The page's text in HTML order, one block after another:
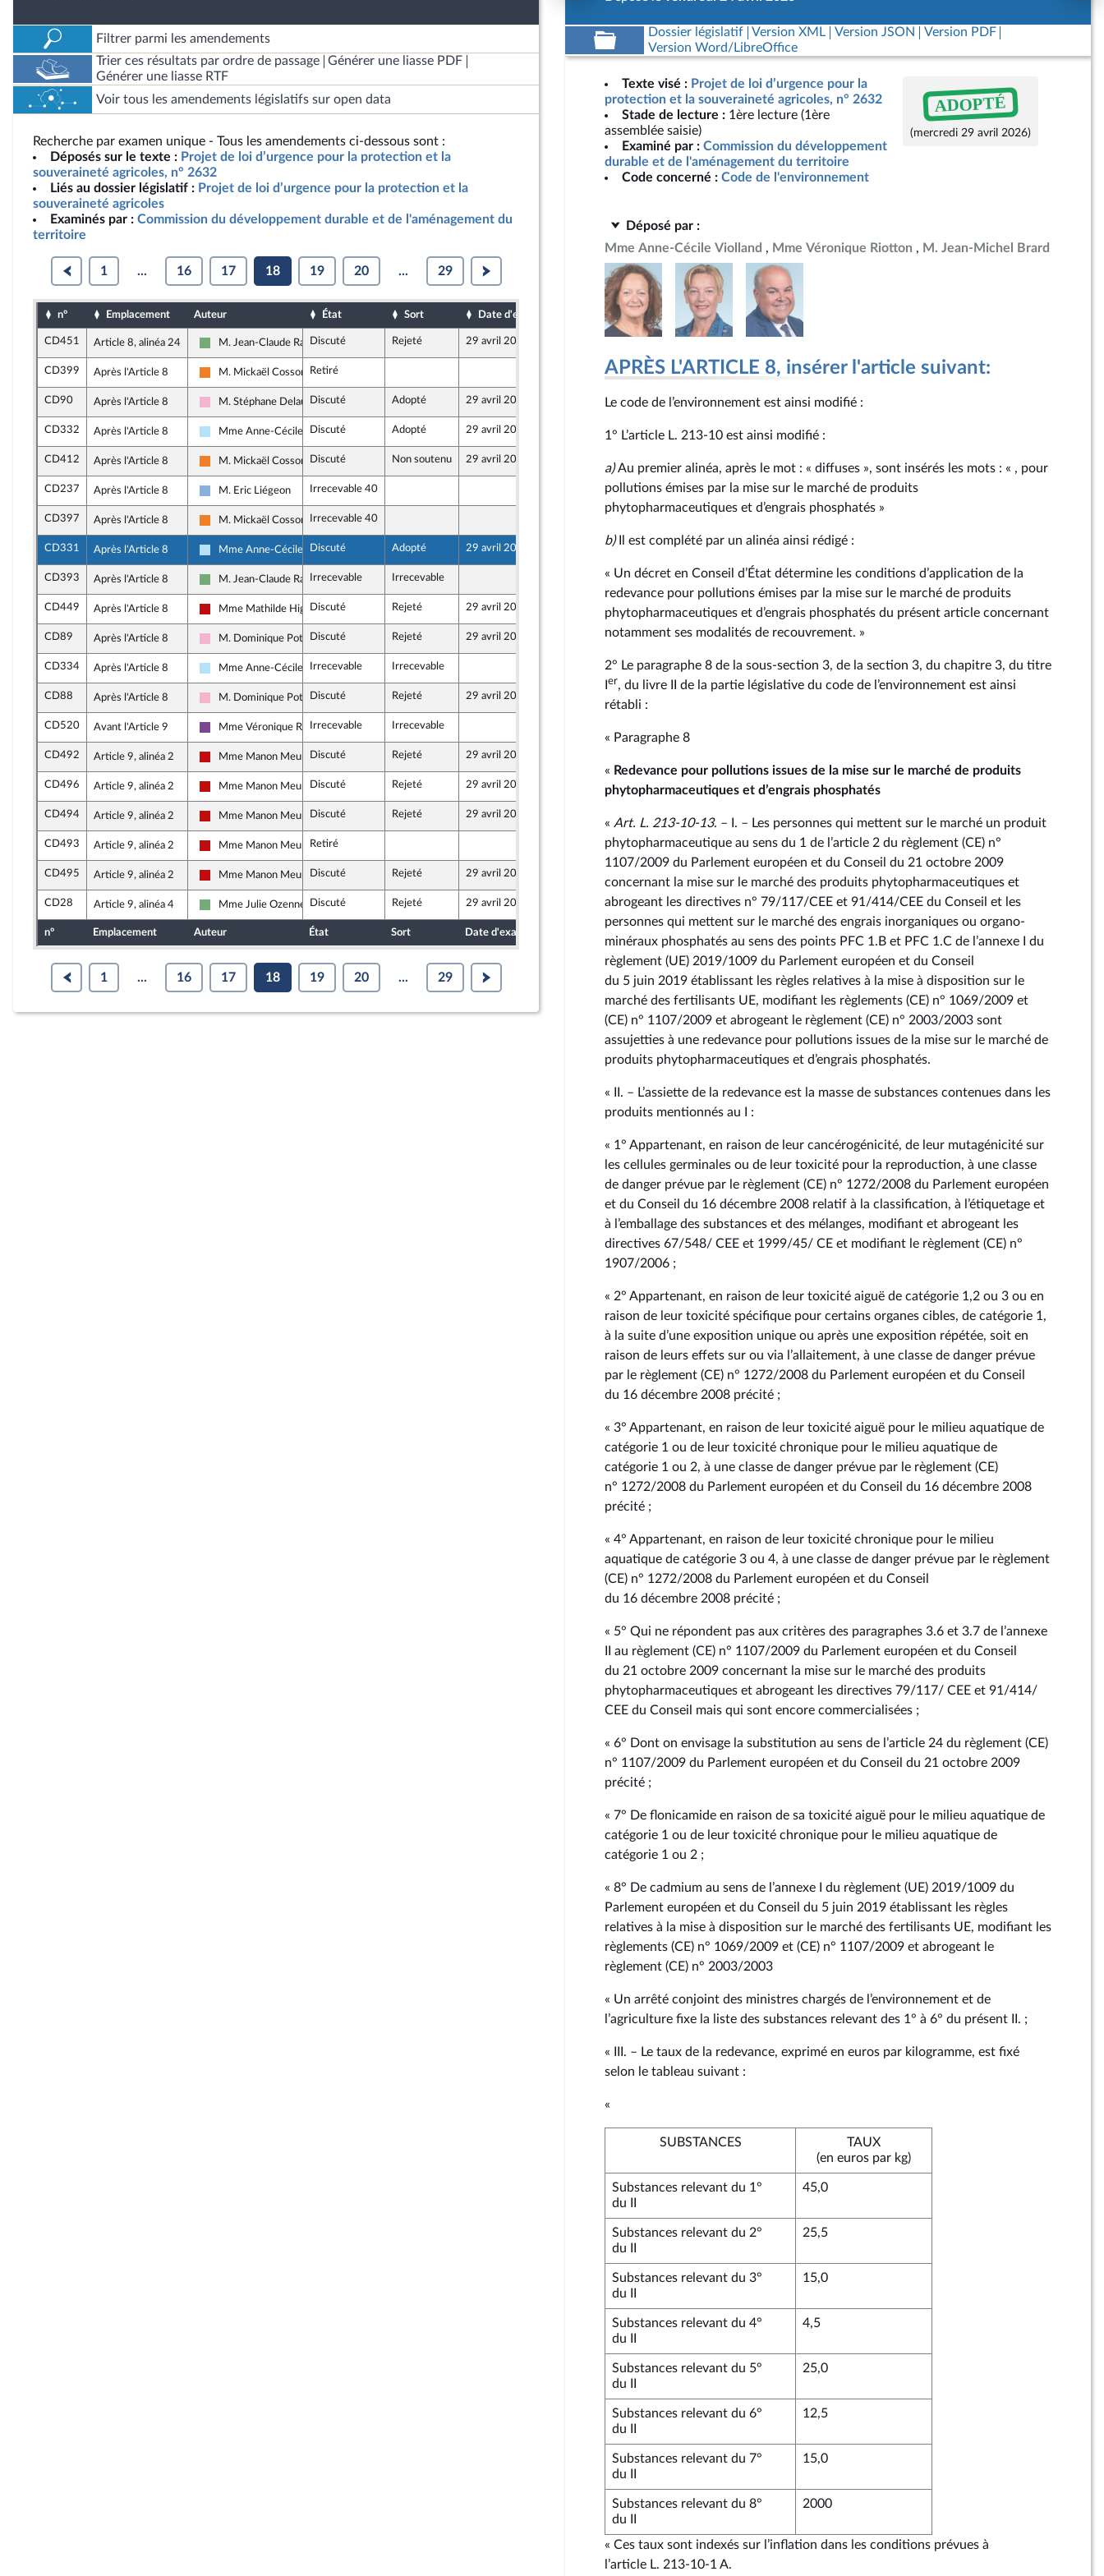
Filtrer parmi les amendements
Trier ces résultats par ordre de passage
Générer une liasse PDF
Générer une liasse RTF
Voir tous les amendements législatifs sur open data
Recherche par examen unique - Tous les amendements ci-dessous sont :
Déposés sur le texte : Projet de loi d’urgence pour la protection et la
souveraineté agricoles, n° 2632
Liés au dossier législatif : Projet de loi d’urgence pour la protection et la
souveraineté agricoles
Examinés par : Commission du développement durable et de l'aménagement du
territoire
1 ... 16 17 18 19 20 ... 29
n° Emplacement Auteur État Sort Date d'examen Date de dépôt
CD451 Article 8, alinéa 24
Écologiste et Social
M. Jean-Claude RauxDiscuté Rejeté 29 avril 2026
CD399 Après l'Article 8
Les Démocrates
M. Mickaël Cosson Retiré 24 avril 2026
CD90 Après l'Article 8
Socialistes et apparentés
M. Stéphane Delautrette
Discuté Adopté 29 avril 2026 23 avril 2026
CD332 Après l'Article 8
Horizons & Indépendants
Mme Anne-Cécile Violland
Discuté Adopté 29 avril 2026 24 avril 2026
CD412 Après l'Article 8
Les Démocrates
M. Mickaël Cosson Discuté Non soutenu 29 avril 2026
CD237 Après l'Article 8
Droite Républicaine
M. Eric Liégeon Irrecevable 40 24 avril 2026
CD397 Après l'Article 8
Les Démocrates
M. Mickaël Cosson Irrecevable 40
CD331 Après l'Article 8
Horizons & Indépendants
Mme Anne-Cécile Violland
Discuté Adopté 29 avril 2026 24 avril 2026
CD393 Après l'Article 8
Écologiste et Social
M. Jean-Claude RauxIrrecevable Irrecevable 24 avril 2026
CD449 Après l'Article 8
La France insoumise - Nouveau Front Populaire
Mme Mathilde HignetDiscuté Rejeté 29 avril 2026 24 avril 2026
CD89 Après l'Article 8
Socialistes et apparentés
M. Dominique PotierDiscuté Rejeté 29 avril 2026 23 avril 2026
CD334 Après l'Article 8
Horizons & Indépendants
Mme Anne-Cécile Violland
Irrecevable Irrecevable 24 avril 2026
CD88 Après l'Article 8
Socialistes et apparentés
M. Dominique PotierDiscuté Rejeté 29 avril 2026
CD520 Avant l'Article 9
Ensemble pour la République
Mme Véronique RiottonIrrecevable Irrecevable
CD492 Article 9, alinéa 2
La France insoumise - Nouveau Front Populaire
Mme Manon MeunierDiscuté Rejeté 29 avril 2026
CD496 Article 9, alinéa 2
La France insoumise - Nouveau Front Populaire
Mme Manon MeunierDiscuté Rejeté 29 avril 2026 24 avril 2026
CD494 Article 9, alinéa 2
La France insoumise - Nouveau Front Populaire
Mme Manon MeunierDiscuté Rejeté 29 avril 2026
CD493 Article 9, alinéa 2
La France insoumise - Nouveau Front Populaire
Mme Manon MeunierRetiré 24 avril 2026
CD495 Article 9, alinéa 2
La France insoumise - Nouveau Front Populaire
Mme Manon MeunierDiscuté Rejeté 29 avril 2026
CD28 Article 9, alinéa 4
Écologiste et Social
Mme Julie Ozenne Discuté Rejeté 29 avril 2026 23 avril 2026
n° Emplacement Auteur État Sort Date d'examen
1 ... 16 17 18 19 20 ... 29
Dossier législatif Version XML Version JSON
Version PDF
Version Word/LibreOffice
Texte visé : Projet de loi d’urgence pour la
protection et la souveraineté agricoles, n° 2632
Stade de lecture : 1ère lecture (1ère
assemblée saisie)
Examiné par : Commission du développement
durable et de l'aménagement du territoire
Code concerné : Code de l'environnement
ADOPTÉ
(mercredi 29 avril 2026)
Déposé par :
Mme Anne-Cécile Violland
Mme Véronique Riotton M. Jean-Michel Brard
APRÈS L'ARTICLE 8, insérer l'article suivant:
Le code de l’environnement est ainsi modifié :
1° L’article L. 213‑10 est ainsi modifié :
a)Au premier alinéa, après le mot : « diffuses », sont insérés les mots : « , pour
pollutions émises par la mise sur le marché de produits
phytopharmaceutiques et d’engrais phosphatés »
b) Il est complété par un alinéa ainsi rédigé :
« Un décret en Conseil d’État détermine les conditions d’application de la
redevance pour pollutions émises par la mise sur le marché de produits
phytopharmaceutiques et d’engrais phosphatés du présent article concernant
notamment ses modalités de recouvrement. »
2° Le paragraphe 8 de la sous-section 3, de la section 3, du chapitre 3, du titre
er, du livre II de la partie législative du code de l’environnement est ainsi
rétabli :
« Paragraphe 8
« Redevance pour pollutions issues de la mise sur le marché de produits
phytopharmaceutiques et d’engrais phosphatés
« Art. L. 213‑10‑13. – I. – Les personnes qui mettent sur le marché un produit
phytopharmaceutique au sens du 1 de l’article 2 du règlement (CE) n°
1107/2009 du Parlement européen et du Conseil du 21 octobre 2009
concernant la mise sur le marché des produits phytopharmaceutiques et
abrogeant les directives n° 79/117/CEE et 91/414/CEE du Conseil et les
personnes qui mettent sur le marché des engrais inorganiques ou organo-
minéraux phosphatés au sens des points PFC 1.B et PFC 1.C de l’annexe I du
règlement (UE) 2019/1009 du Parlement européen et du Conseil
du 5 juin 2019 établissant les règles relatives à la mise à disposition sur le
marché des fertilisants UE, modifiant les règlements (CE) n° 1069/2009 et
(CE) n° 1107/2009 et abrogeant le règlement (CE) n° 2003/2003 sont
assujetties à une redevance pour pollutions issues de la mise sur le marché de
produits phytopharmaceutiques et d’engrais phosphatés.
« II. – L’assiette de la redevance est la masse de substances contenues dans les
produits mentionnés au I :
« 1° Appartenant, en raison de leur cancérogénicité, de leur mutagénicité sur
les cellules germinales ou de leur toxicité pour la reproduction, à une classe
de danger prévue par le règlement (CE) n° 1272/2008 du Parlement européen
et du Conseil du 16 décembre 2008 relatif à la classification, à l’étiquetage et
à l’emballage des substances et des mélanges, modifiant et abrogeant les
directives 67/548/ CEE et 1999/45/ CE et modifiant le règlement (CE) n°
1907/2006 ;
« 2° Appartenant, en raison de leur toxicité aiguë de catégorie 1,2 ou 3 ou en
raison de leur toxicité spécifique pour certains organes cibles, de catégorie 1,
à la suite d’une exposition unique ou après une exposition répétée, soit en
raison de leurs effets sur ou via l’allaitement, à une classe de danger prévue
par le règlement (CE) n° 1272/2008 du Parlement européen et du Conseil
du 16 décembre 2008 précité ;
« 3° Appartenant, en raison de leur toxicité aiguë pour le milieu aquatique de
catégorie 1 ou de leur toxicité chronique pour le milieu aquatique de
catégorie 1 ou 2, à une classe de danger prévue par le règlement (CE)
n° 1272/2008 du Parlement européen et du Conseil du 16 décembre 2008
précité ;
« 4° Appartenant, en raison de leur toxicité chronique pour le milieu
aquatique de catégorie 3 ou 4, à une classe de danger prévue par le règlement
(CE) n° 1272/2008 du Parlement européen et du Conseil
du 16 décembre 2008 précité ;
« 5° Qui ne répondent pas aux critères des paragraphes 3.6 et 3.7 de l’annexe
II au règlement (CE) n° 1107/2009 du Parlement européen et du Conseil
du 21 octobre 2009 concernant la mise sur le marché des produits
phytopharmaceutiques et abrogeant les directives 79/117/ CEE et 91/414/
CEE du Conseil mais qui sont encore commercialisées ;
« 6° Dont on envisage la substitution au sens de l’article 24 du règlement (CE)
n° 1107/2009 du Parlement européen et du Conseil du 21 octobre 2009
précité ;
« 7° De flonicamide en raison de sa toxicité aiguë pour le milieu aquatique de
catégorie 1 ou de leur toxicité chronique pour le milieu aquatique de
catégorie 1 ou 2 ;
« 8° De cadmium au sens de l’annexe I du règlement (UE) 2019/1009 du
Parlement européen et du Conseil du 5 juin 2019 établissant les règles
relatives à la mise à disposition sur le marché des fertilisants UE, modifiant les
règlements (CE) n° 1069/2009 et (CE) n° 1107/2009 et abrogeant le
règlement (CE) n° 2003/2003
« Un arrêté conjoint des ministres chargés de l’environnement et de
l’agriculture fixe la liste des substances relevant des 1° à 6° du présent II. ;
« III. – Le taux de la redevance, exprimé en euros par kilogramme, est fixé
selon le tableau suivant :
«
SUBSTANCES
TAUX
(en euros par kg)
Substances relevant du 1°
du II
45,0
Substances relevant du 2°
du II
25,5
Substances relevant du 3°
du II
15,0
Substances relevant du 4°
du II
4,5
Substances relevant du 5°
du II
25,0
Substances relevant du 6°
du II
12,5
Substances relevant du 7°
du II
15,0
Substances relevant du 8°
du II
2000
« Ces taux sont indexés sur l’inflation dans les conditions prévues à
l’article L. 213‑10‑1 A.